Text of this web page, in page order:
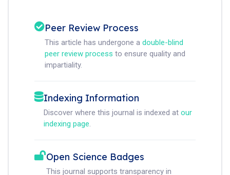
Peer Review Process
This article has undergone a double-blind
peer review process to ensure quality and
impartiality.
Indexing Information
Discover where this journal is indexed at our
indexing page.
Open Science Badges
This journal supports transparency in